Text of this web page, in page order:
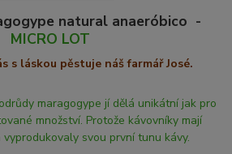
natural anaeróbico -
MICRO LOT
s láskou pěstuje náš farmář José.
maragogype jí dělá unikátní jak pro
množství. Protože kávovníky mají
svou první tunu kávy.